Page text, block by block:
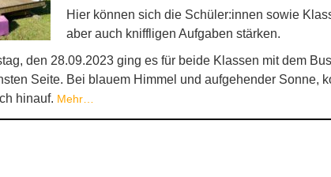
Hier können sich die Schüler:innen sowie
aber auch kniffligen Aufgaben stärken.
den 28.09.2023 ging es für beide Klassen mit dem
Seite. Bei blauem Himmel und aufgehender Sonne,
hinauf. Mehr…